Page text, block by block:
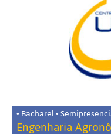
• Bacharel •
Engenharia